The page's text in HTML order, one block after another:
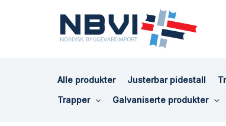
Alle produkter Justerbar pidestall
Trapper
Galvaniserte produkter